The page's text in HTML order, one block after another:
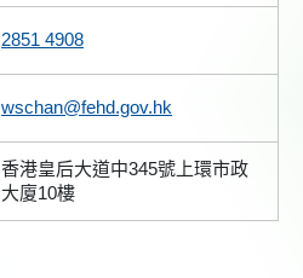
2851 4908
wschan@fehd.gov.hk
香港皇后大道中345號上環市政
大廈10樓